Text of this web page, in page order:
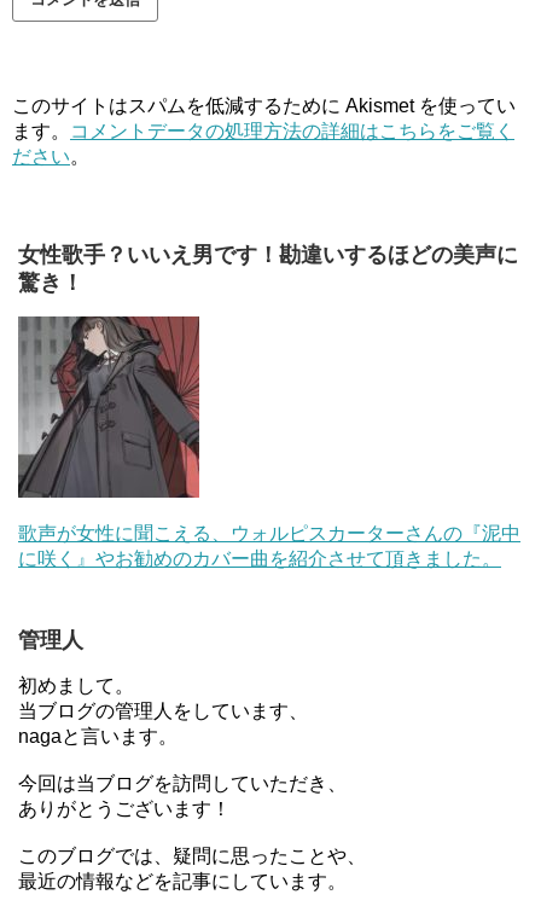
このサイトはスパムを低減するために Akismet を使ってい
ます。
コメントデータの処理方法の詳細はこちらをご覧く
ださい。
女性歌手？いいえ男です！勘違いするほどの美声に
驚き！
歌声が女性に聞こえる、ウォルピスカーターさんの『泥中
に咲く』やお勧めのカバー曲を紹介させて頂きました。
管理人
初めまして。
当ブログの管理人をしています、
nagaと言います。
今回は当ブログを訪問していただき、
ありがとうございます！
このブログでは、疑問に思ったことや、
最近の情報などを記事にしています。